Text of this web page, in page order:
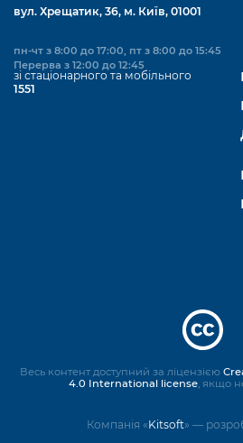
вул. Хрещатик, 36, м. Київ, 01001
пн-чт з 8:00 до 17:00, пт з 8:00 до 15:45
Перерва з 12:00 до 12:45
зі стаціонарного та мобільного
1551
Компанія «Kitsoft» —
Весь контент доступний за ліцензією
4.0 International license , якщо